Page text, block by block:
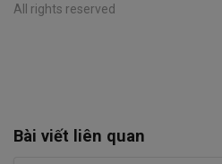
All rights reserved
Bài viết liên quan